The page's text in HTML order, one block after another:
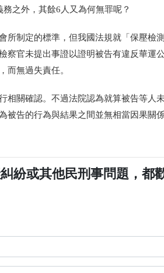
務之外，其餘6 人又為何無罪呢？
所制定的標準，但我國法規就「保壓檢
察官未提出事證以證明被告有違反華運
而無過失責任。
相關確認。不過法院認為就算被告等人
被告的行為與結果之間並無相當因果關
紛或其他民刑事問題，都